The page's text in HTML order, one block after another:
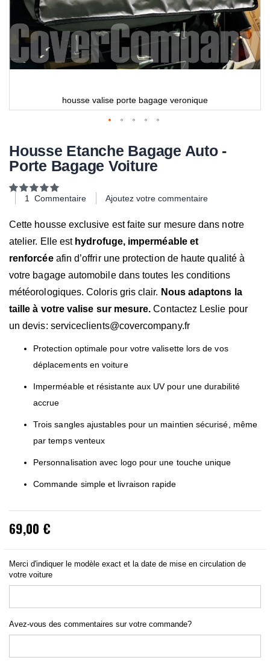
housse valise porte bagage veronique
Housse Etanche Bagage Auto -
Porte Bagage Voiture
Notation:
100
1 Commentaire Ajoutez votre commentaire
Cette housse exclusive est faite sur mesure dans notre
atelier. Elle est hydrofuge, imperméable et
renforcée afin d’offrir une protection de haute qualité à
votre bagage automobile dans toutes les conditions
météorologiques. Coloris gris clair. Nous adaptons la
taille à votre valise sur mesure.Contactez Leslie pour
un devis: serviceclients@covercompany.fr
Protection optimale pour votre valisette lors de vos
déplacements en voiture
Imperméable et résistante aux UV pour une durabilité
accrue
Trois sangles ajustables pour un maintien sécurisé, même
par temps venteux
Personnalisation avec logo pour une touche unique
Commande simple et livraison rapide
69,00 €
Merci d'indiquer le modèle exact et la date de mise en circulation de
votre voiture
Avez-vous des commentaires sur votre commande?